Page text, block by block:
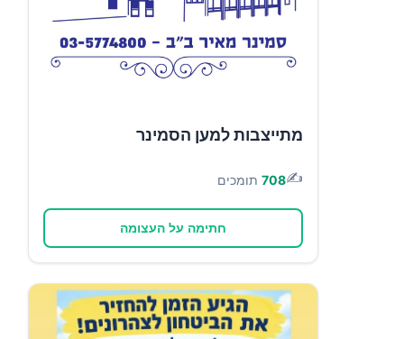
מתייצבות למען הסמינר
✍️
708 תומכים
חתימה על העצומה